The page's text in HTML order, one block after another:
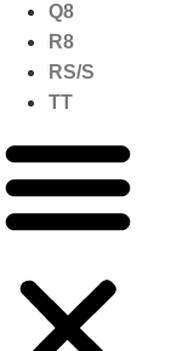
Q8
R8
RS/S
TT